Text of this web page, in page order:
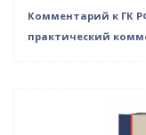
Комментарий к ГК
практический